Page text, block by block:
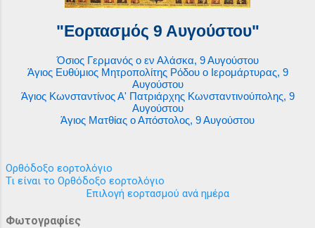
"Εορτασμός 9 Αυγούστου"
Όσιος Γερμανός ο εν Αλάσκα, 9 Αυγούστου
Άγιος Ευθύμιος Μητροπολίτης Ρόδου ο Ιερομάρτυρας, 9
Αυγούστου
Άγιος Κωνσταντίνος Α' Πατριάρχης Κωνσταντινούπολης, 9
Αυγούστου
Άγιος Ματθίας ο Απόστολος, 9 Αυγούστου
Ορθόδοξο εορτολόγιο
Τι είναι το Ορθόδοξο εορτολόγιο
Επιλογή εορτασμού ανά ημέρα
Φωτογραφίες